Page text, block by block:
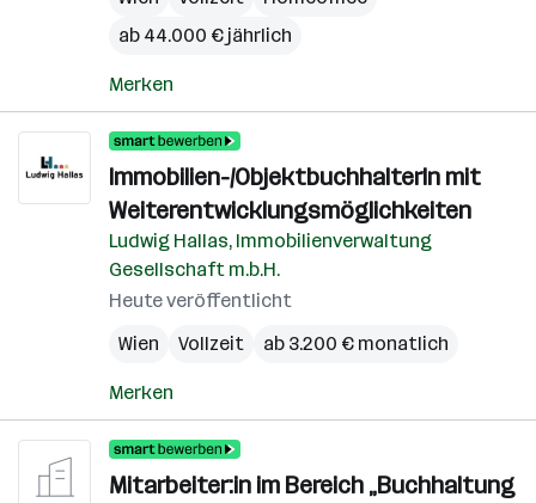
ab 44.000 € jährlich
Merken
Immobilien-/ObjektbuchhalterIn mit
Weiterentwicklungsmöglichkeiten
Ludwig Hallas, Immobilienverwaltung
Gesellschaft m.b.H.
Heute veröffentlicht
Wien
Vollzeit ab 3.200 € monatlich
Merken
Mitarbeiter:in im Bereich „Buchhaltung